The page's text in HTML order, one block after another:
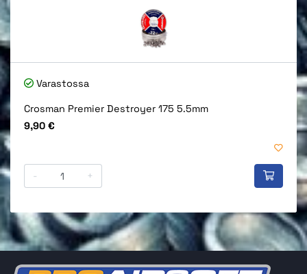
Varastossa
Crosman Premier Destroyer 175 5.5mm
Hinta
9,90 €
- +